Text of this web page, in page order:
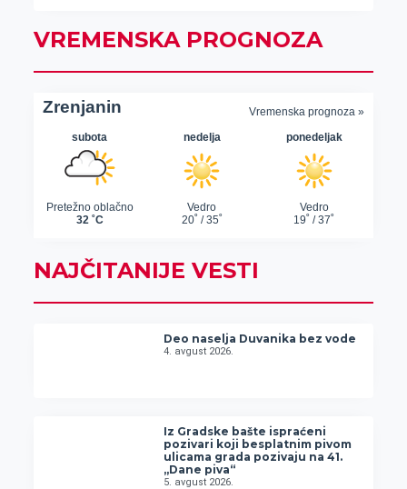
VREMENSKA PROGNOZA
NAJČITANIJE VESTI
Deo naselja Duvanika bez vode
4. avgust 2026.
Iz Gradske bašte ispraćeni
pozivari koji besplatnim pivom
ulicama grada pozivaju na 41.
„Dane piva“
5. avgust 2026.